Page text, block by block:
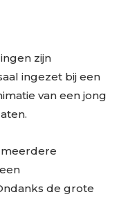
zijn
ingezet bij een
van een jong
de grote